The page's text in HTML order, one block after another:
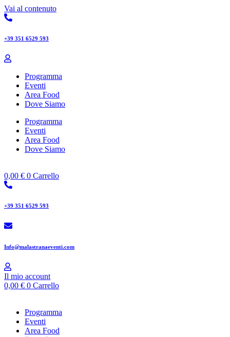
Vai al contenuto
+39 351 6529 593
Programma
Eventi
Area Food
Dove Siamo
Programma
Eventi
Area Food
Dove Siamo
0,00 € 0 Carrello
+39 351 6529 593
Info@malastranaeventi.com​
Il mio account
0,00 € 0 Carrello
Programma
Eventi
Area Food